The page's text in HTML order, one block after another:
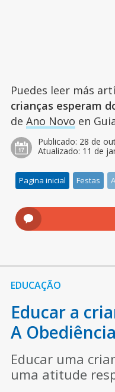
Puedes leer más
crianças esperam
de Ano Novo en
Publicado: 28 de
Atualizado: 11 de
Pagina inicial Festas
EDUCAÇÃO
Educar a
A Obediência
Educar uma
uma atitude